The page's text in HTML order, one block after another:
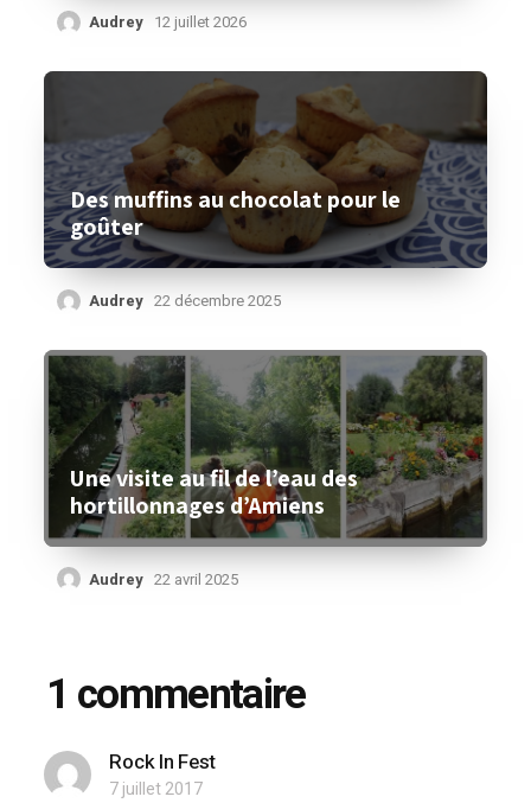
Audrey 12 juillet 2026
Des muffins au chocolat pour le
goûter
Audrey 22 décembre 2025
Une visite au fil de l’eau des
hortillonnages d’Amiens
Audrey 22 avril 2025
1 commentaire
Rock In Fest
7 juillet 2017